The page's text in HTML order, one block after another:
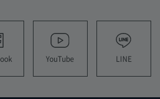
YouTube LINE